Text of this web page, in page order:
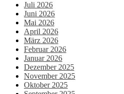
Juli 2026
Juni 2026
Mai 2026
April 2026
März 2026
Februar 2026
Januar 2026
Dezember 2025
November 2025
Oktober 2025